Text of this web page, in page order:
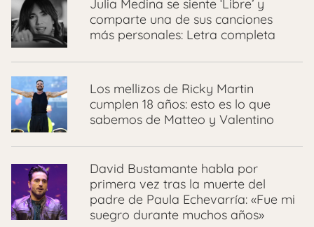
Julia Medina se siente ‘Libre’ y
comparte una de sus canciones
más personales: Letra completa
Los mellizos de Ricky Martin
cumplen 18 años: esto es lo que
sabemos de Matteo y Valentino
David Bustamante habla por
primera vez tras la muerte del
padre de Paula Echevarría: «Fue mi
suegro durante muchos años»